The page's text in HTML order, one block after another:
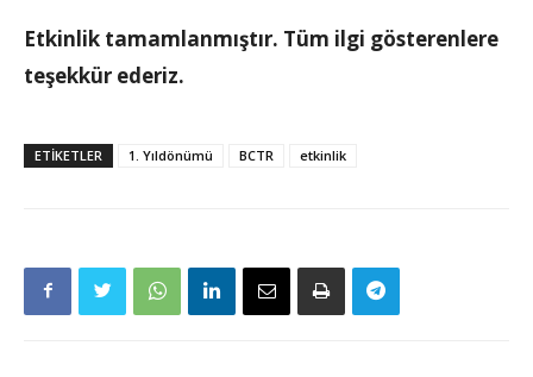
Etkinlik tamamlanmıştır. Tüm ilgi gösterenlere
teşekkür ederiz.
ETIKETLER 1. Yıldönümü BCTR etkinlik